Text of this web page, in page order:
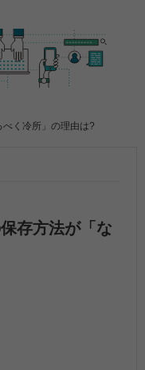
べく冷所」の理由は?
存方法が「な